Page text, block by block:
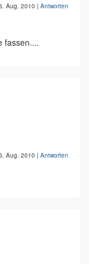
Aug. 2010 | Antworten
fassen....
Aug. 2010 | Antworten